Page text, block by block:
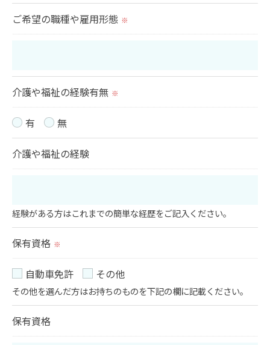
ご希望の職種や雇用形態 ※
介護や福祉の経験有無 ※
有 無
介護や福祉の経験
経験がある方はこれまでの簡単な経歴をご記入ください。
保有資格 ※
自動車免許 その他
その他を選んだ方はお持ちのものを下記の欄に記載ください。
保有資格